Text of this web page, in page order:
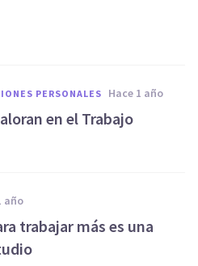
PERSONALES hace 1 año
en el Trabajo
año
trabajar más es una